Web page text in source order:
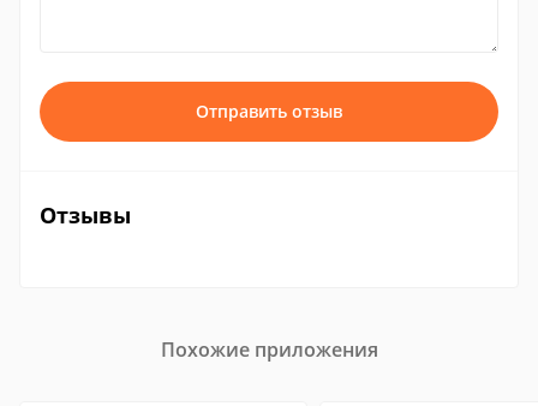
Отправить отзыв
Отзывы
Похожие приложения